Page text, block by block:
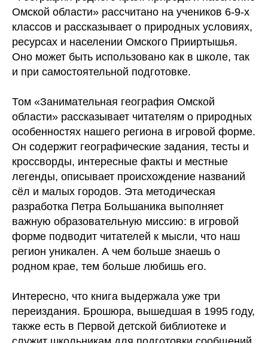
Омской области» рассчитано на учеников 6-9-х
классов и рассказывает о природных условиях,
ресурсах и населении Омского Прииртышья.
Оно может быть использовано как в школе, так
и при самостоятельной подготовке.
Том «Занимательная география Омской
области» рассказывает читателям о природных
особенностях нашего региона в игровой форме.
Он содержит географические задания, тесты и
кроссворды, интересные факты и местные
легенды, описывает происхождение названий
сёл и малых городов. Эта методическая
разработка Петра Большаника выполняет
важную образовательную миссию: в игровой
форме подводит читателей к мысли, что наш
регион уникален. А чем больше знаешь о
родном крае, тем больше любишь его.
Интересно, что книга выдержала уже три
переиздания. Брошюра, вышедшая в 1995 году,
также есть в Первой детской библиотеке и